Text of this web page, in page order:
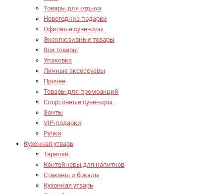
Товары для отдыха
Новогодние подарки
Офисные сувениры
Эксклюзивные товары
Все товары
Упаковка
Личные аксессуары
Прочее
Товары для промоакций
Спортивные сувениры
Зонты
VIP-подарки
Ручки
Кухонная утварь
Тарелки
Контейнеры для напитков
Стаканы и бокалы
Кухонная утварь